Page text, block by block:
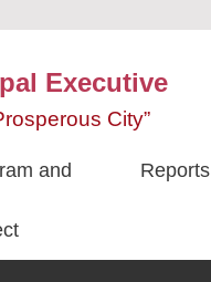
Executive
City”
and Reports